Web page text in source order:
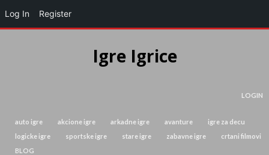
Igre Igrice
LOGIN
auto igre akcione igre arkadne igre avanture
igre za decu
logicke igre
sportske igre stare igre zabavne igre
crtani filmovi
BLOG
Log In Register